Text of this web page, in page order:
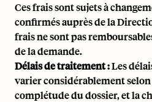
Ces frais sont sujets à
confirmés auprès de la
frais ne sont pas
de la demande.
Délais de traitement :Les
varier considérablement
complétude du dossier, et la